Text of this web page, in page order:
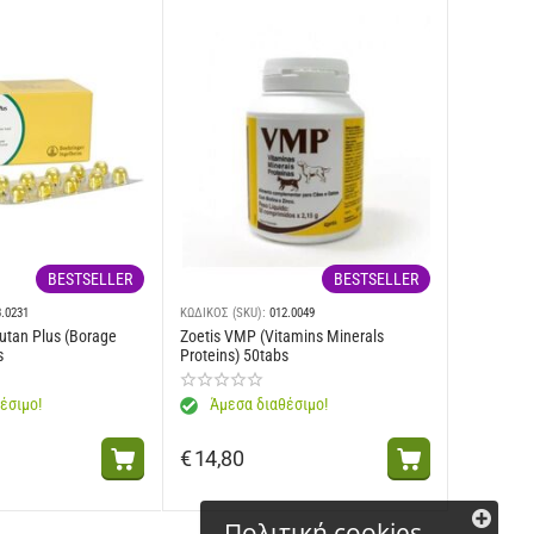
BESTSELLER
Plus (Borage
BESTSELLER
ΚΩΔΙΚΟΣ (SKU): 012.0049
Zoetis VMP (Vitamins Minerals
Proteins) 50tabs
Άμεσα διαθέσιμο!
€14,80